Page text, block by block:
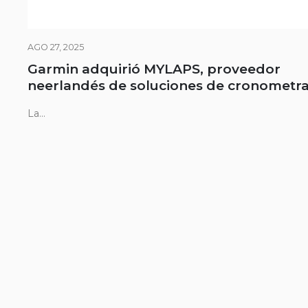
AGO 27, 2025
Garmin adquirió MYLAPS, proveedor
neerlandés de soluciones de
La...